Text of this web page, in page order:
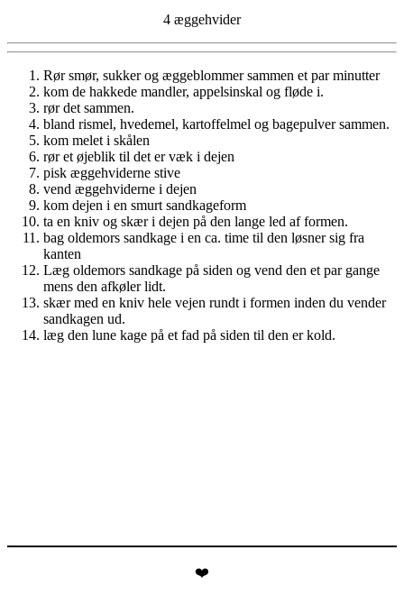
4 æggehvider
Rør smør, sukker og æggeblommer sammen et par minutter
kom de hakkede mandler, appelsinskal og fløde i.
rør det sammen.
bland rismel, hvedemel, kartoffelmel og bagepulver sammen.
kom melet i skålen
rør et øjeblik til det er væk i dejen
pisk æggehviderne stive
vend æggehviderne i dejen
kom dejen i en smurt sandkageform
ta en kniv og skær i dejen på den lange led af formen.
bag oldemors sandkage i en ca. time til den løsner sig fra
kanten
Læg oldemors sandkage på siden og vend den et par gange
mens den afkøler lidt.
skær med en kniv hele vejen rundt i formen inden du vender
sandkagen ud.
læg den lune kage på et fad på siden til den er kold.
❤️